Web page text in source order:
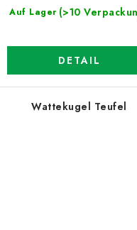
Auf Lager (>10
DETAIL
Wattekugel Teufel